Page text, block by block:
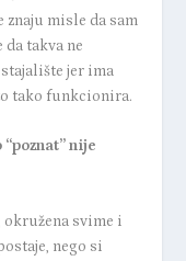
znaju misle da sam
da takva ne
jer ima
tako funkcionira.
nije
svime i
nego si